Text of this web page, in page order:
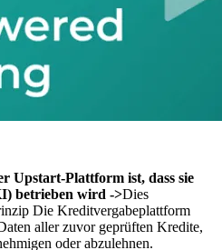
Upstart-Plattform ist, dass sie
betrieben wird ->Dies
Die Kreditvergabeplattform
aller zuvor geprüften Kredite,
oder abzulehnen.